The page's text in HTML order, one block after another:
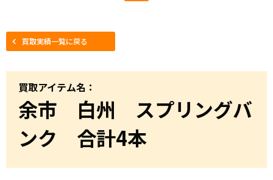
買取実績一覧に戻る
買取アイテム名：
余市 白州 スプリングバ
ンク 合計4本